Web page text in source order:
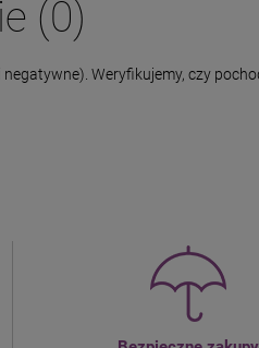
(0)
Weryfikujemy, czy